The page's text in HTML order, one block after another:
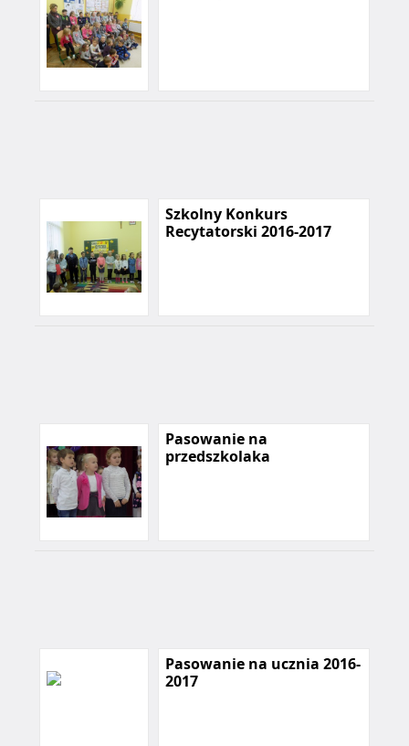
Szkolny Konkurs
Recytatorski 2016-2017
Pasowanie na
przedszkolaka
Pasowanie na ucznia 2016-
2017